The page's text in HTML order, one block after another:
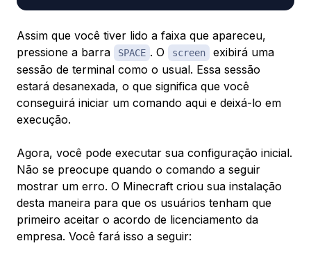
Assim que você tiver lido a faixa que apareceu,
pressione a barra
SPACE . O screen
exibirá uma
sessão de terminal como o usual. Essa sessão
estará desanexada, o que significa que você
conseguirá iniciar um comando aqui e deixá-lo em
execução.
Agora, você pode executar sua configuração inicial.
Não se preocupe quando o comando a seguir
mostrar um erro. O Minecraft criou sua instalação
desta maneira para que os usuários tenham que
primeiro aceitar o acordo de licenciamento da
empresa. Você fará isso a seguir: